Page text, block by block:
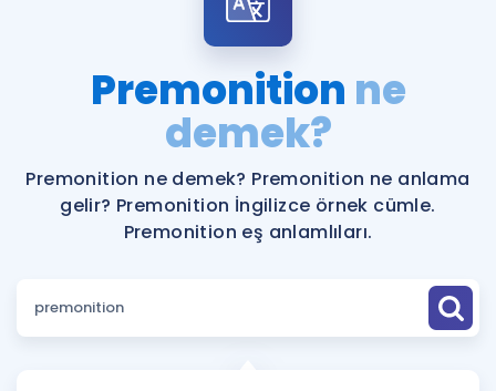
Şifremi Hatırlamıyorum
Remzi Hoca ile seni sınava hazırlayacak onlarca eğitim seni
bekliyor!
Katılımcı Görüşleri
Faydalı Araçlar
Ücretsiz Kaynaklar
İngilizce Gramer
Premonition ne
demek?
Premonition ne demek? Premonition ne anlama
gelir? Premonition İngilizce örnek cümle.
Premonition eş anlamlıları.